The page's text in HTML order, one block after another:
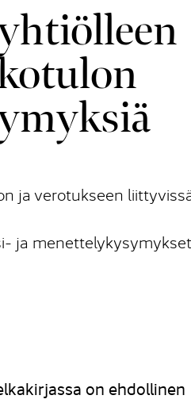
ja verotukseen
ja
on ehdollinen